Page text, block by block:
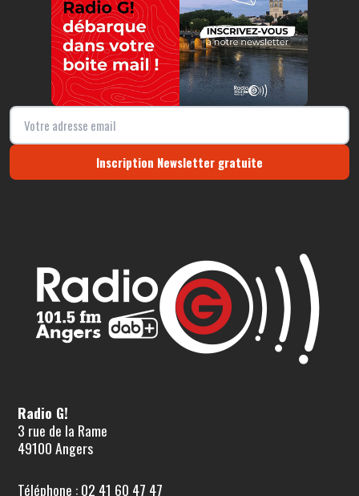
Inscription Newsletter gratuite
Radio G!
3 rue de la Rame
49100 Angers
Téléphone : 02 41 60 47 47